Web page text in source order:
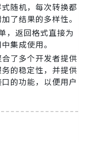
随机，每次转换都
了结果的多样性。
，返回格式直接为
集成使用。
了多个开发者提供
的稳定性，并提供
的功能，以便用户